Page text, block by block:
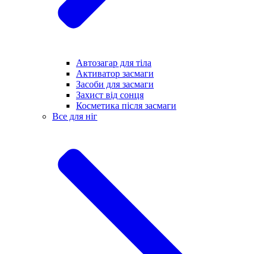
Автозагар для тіла
Активатор засмаги
Засоби для засмаги
Захист від сонця
Косметика після засмаги
Все для ніг